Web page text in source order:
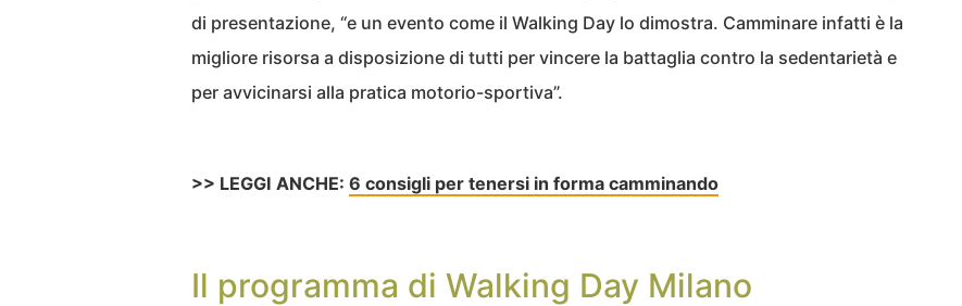
di presentazione, “e un evento come il Walking Day lo dimostra. Camminare infatti è la
migliore risorsa a disposizione di tutti per vincere la battaglia contro la sedentarietà e
per avvicinarsi alla pratica motorio-sportiva”.
>> LEGGI ANCHE: 6 consigli per tenersi in forma camminando
Il programma di Walking Day Milano